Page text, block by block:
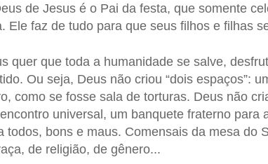
de Jesus é o Pai da festa, que somente
Ele faz de tudo para que seus filhos e filhas
quer que toda a humanidade se salve,
Ou seja, Deus não criou “dois espaços”:
como se fosse sala de torturas. Deus não
universal, um banquete fraterno
todos, bons e maus. Comensais da mesa do
de religião, de gênero...